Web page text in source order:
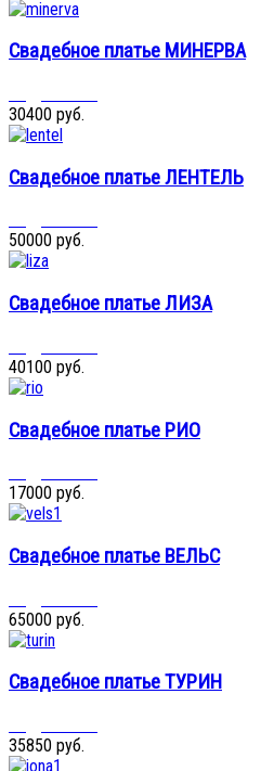
Свадебное платье МИНЕРВА
30400 руб.
Свадебное платье ЛЕНТЕЛЬ
50000 руб.
Свадебное платье ЛИЗА
40100 руб.
Свадебное платье РИО
17000 руб.
Свадебное платье ВЕЛЬС
65000 руб.
Свадебное платье ТУРИН
35850 руб.